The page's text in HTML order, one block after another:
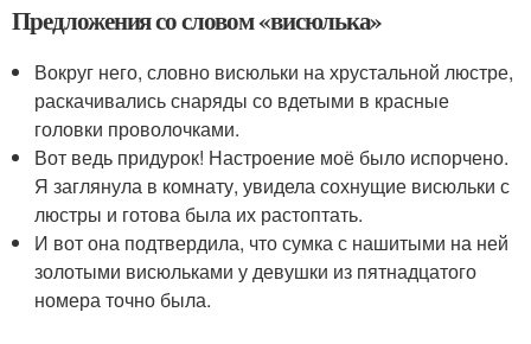
Предложения со словом «висюлька»
Вокруг него, словно висюльки на хрустальной люстре,
раскачивались снаряды со вдетыми в красные
головки проволочками.
Вот ведь придурок! Настроение моё было испорчено.
Я заглянула в комнату, увидела сохнущие висюльки с
люстры и готова была их растоптать.
И вот она подтвердила, что сумка с нашитыми на ней
золотыми висюльками у девушки из пятнадцатого
номера точно была.